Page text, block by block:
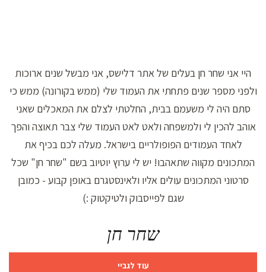
היי אני שחר חן בעלים של אתר דלישס, אני מבשל שנים ארוכות
ולפני מספר שנים פתחתי את העמוד שלי (ממש בקורונה) ממש כי
סתם היה לי משעמם בבית, החלטתי לצלם את המאכלים שאני
אוהב להכין לי ולמשפחה ולאט לאט העמוד שלי צבר תאוצה והפך
לאחד העמודים הפופולריים בישראל. מעלה לכם בכיף את
המתכונים מקווה שתאהבו! יש לי ערוץ יוטיוב בשם "שחר חן" שכל
סרטוני המתכונים עולים אליו ולאינסטגרם באופן קבוע - כמובן
שגם לפייסבוק ולטיקטוק :)
שחר חן
עוד לגביי